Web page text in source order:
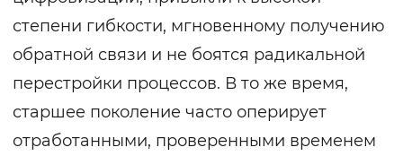
степени гибкости, мгновенному получению
обратной связи и не боятся радикальной
перестройки процессов. В то же время,
старшее поколение часто оперирует
отработанными, проверенными временем